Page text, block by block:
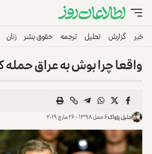
خبر گزارش تحلیل ترجمه حقوق بشر زنان
واقعا چرا بوش به عراق حمله
جلیل پژواک۶ حمل ۱۳۹۸ - ۲۶ مارچ ۲۰۱۹